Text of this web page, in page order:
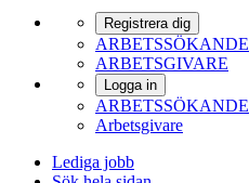
Registrera dig
ARBETSSÖKANDE
ARBETSGIVARE
Logga in
ARBETSSÖKANDE
Arbetsgivare
Lediga jobb